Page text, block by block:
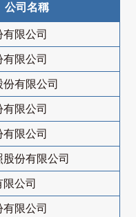
公司名稱
限公司
限公司
有限公司
限公司
限公司
份有限公司
公司
限公司